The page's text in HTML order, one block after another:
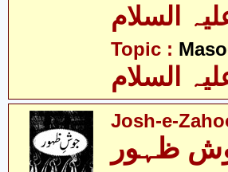
Topic :
السلام
Josh-e-
ظہور